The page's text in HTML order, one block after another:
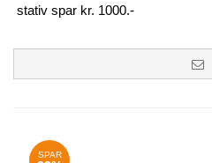
stativ spar kr. 1000.-
SPAR